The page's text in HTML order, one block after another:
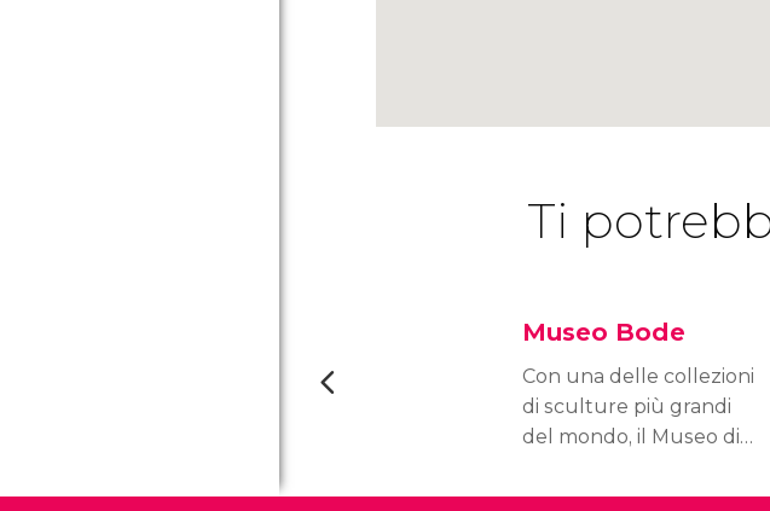
Ti
Museo Bode
Con una delle collezioni
di sculture più grandi
del mondo, il Museo di
Gabinetto Numismatico,